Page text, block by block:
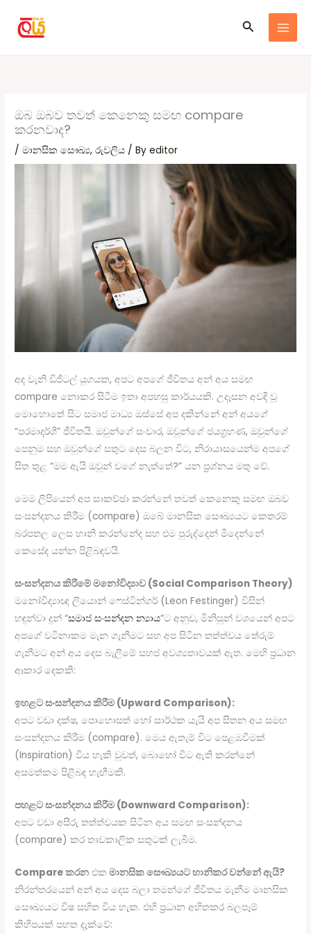
content
Search
ඔබ ඔබව තවත් කෙනෙකු සමඟ compare
කරනවාද?
/මානසික සෞඛ්‍ය,රුවලිය / Byeditor
අද වැනි ඩිජිටල් යුගයක, අපට අපගේ ජීවිතය අන් අය සමඟ
compare නොකර සිටීම ඉතා අපහසු කාර්යයකි. උදෑසන අවදි වූ
මොහොතේ සිට සමාජ මාධ්‍ය ඔස්සේ අප දකින්නේ අන් අයගේ
“පරමාදර්ශී” ජීවිතයි. ඔවුන්ගේ සංචාර, ඔවුන්ගේ ජයග්‍රහණ, ඔවුන්ගේ
පෙනුම සහ ඔවුන්ගේ සතුට දෙස බලන විට, නිරායාසයෙන්ම අපගේ
සිත තුළ “මම ඇයි ඔවුන් වගේ නැත්තේ?” යන ප්‍රශ්නය මතු වේ.
මෙම ලිපියෙන් අප සාකච්ඡා කරන්නේ තවත් කෙනෙකු සමඟ ඔබව
සංසන්දනය කිරීම (compare) ඔබේ මානසික සෞඛ්‍යයට කෙතරම්
බරපතල ලෙස හානි කරන්නේද සහ එම පුරුද්දෙන් මිදෙන්නේ
කෙසේද යන්න පිළිබඳවයි.
සංසන්දනය කිරීමේ මනෝවිද්‍යාව (Social Comparison Theory)
මනෝවිද්‍යාඥ ලියොන් ෆෙස්ටින්ගර් (Leon Festinger) විසින්
හඳුන්වා දුන් “සමාජ සංසන්දන න්‍යාය“ට අනුව, මිනිසුන් වශයෙන් අපට
අපගේ වටිනාකම මැන ගැනීමට සහ අප සිටින තත්ත්වය තේරුම්
ගැනීමට අන් අය දෙස බැලීමේ සහජ අවශ්‍යතාවයක් ඇත. මෙහි ප්‍රධාන
ආකාර දෙකකි:
ඉහළට සංසන්දනය කිරීම (Upward Comparison):
අපට වඩා දක්ෂ, පොහොසත් හෝ සාර්ථක යැයි අප සිතන අය සමඟ
සංසන්දනය කිරීම (compare). මෙය ඇතැම් විට පෙළඹවීමක්
(Inspiration) විය හැකි වුවත්, බොහෝ විට ඇති කරන්නේ
අසමත්කම පිළිබඳ හැඟීමකි.
පහළට සංසන්දනය කිරීම (Downward Comparison):
අපට වඩා අසීරු තත්ත්වයක සිටින අය සමඟ සංසන්දනය
(compare) කර තාවකාලික සතුටක් ලැබීම.
Compare කරන එක මානසික සෞඛ්‍යයට හානිකර වන්නේ ඇයි?
නිරන්තරයෙන් අන් අය දෙස බලා තමන්ගේ ජීවිතය මැනීම මානසික
සෞඛ්‍යයට විෂ සහිත විය හැක. එහි ප්‍රධාන අහිතකර බලපෑම්
කිහිපයක් පහත දැක්වේ: